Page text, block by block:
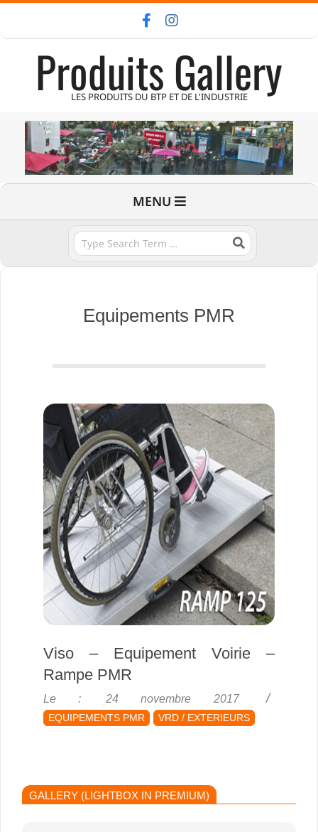
Produits Gallery
LES PRODUITS DU BTP ET DE L'INDUSTRIE
Primary
MENU
Equipements PMR
Viso – Equipement Voirie –
Rampe PMR
2017-
11-
24
Le : 24 novembre 2017
EQUIPEMENTS PMR VRD / EXTERIEURS
GALLERY (LIGHTBOX IN PREMIUM)